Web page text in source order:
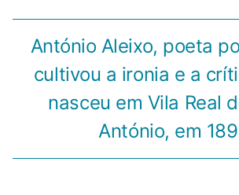
António Aleixo, poeta
cultivou a ironia e a
nasceu em Vila Real
António, em